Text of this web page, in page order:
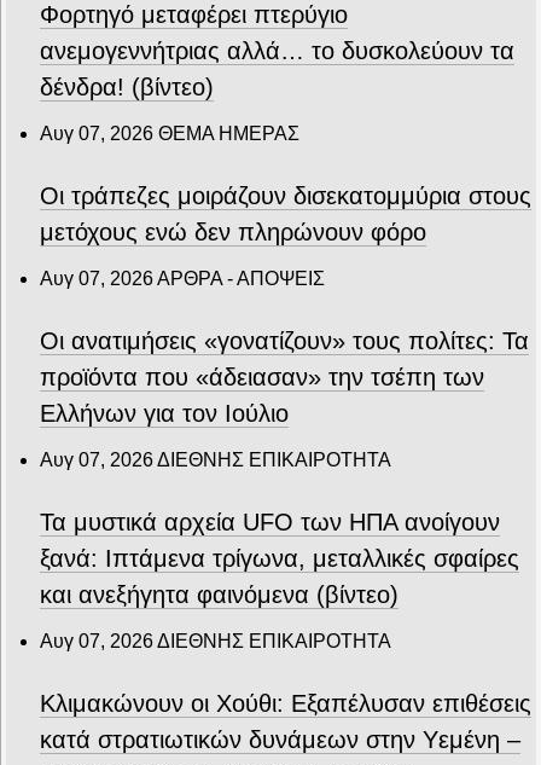
Φορτηγό μεταφέρει πτερύγιο
ανεμογεννήτριας αλλά… το δυσκολεύουν τα
δένδρα! (βίντεο)
Αυγ 07, 2026 ΘΕΜΑ ΗΜΕΡΑΣ
Οι τράπεζες μοιράζουν δισεκατομμύρια στους
μετόχους ενώ δεν πληρώνουν φόρο
Αυγ 07, 2026ΑΡΘΡΑ - ΑΠΟΨΕΙΣ
Οι ανατιμήσεις «γονατίζουν» τους πολίτες: Τα
προϊόντα που «άδειασαν» την τσέπη των
Ελλήνων για τον Ιούλιο
Αυγ 07, 2026ΔΙΕΘΝΗΣ ΕΠΙΚΑΙΡΟΤΗΤΑ
Τα μυστικά αρχεία UFO των ΗΠΑ ανοίγουν
ξανά: Ιπτάμενα τρίγωνα, μεταλλικές σφαίρες
και ανεξήγητα φαινόμενα (βίντεο)
Αυγ 07, 2026ΔΙΕΘΝΗΣ ΕΠΙΚΑΙΡΟΤΗΤΑ
Κλιμακώνουν οι Χούθι: Eξαπέλυσαν επιθέσεις
κατά στρατιωτικών δυνάμεων στην Υεμένη –